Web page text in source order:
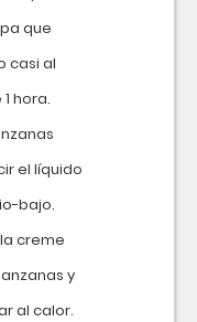
que
casi al
hora.
el líquido
bajo.
creme
y
al calor.